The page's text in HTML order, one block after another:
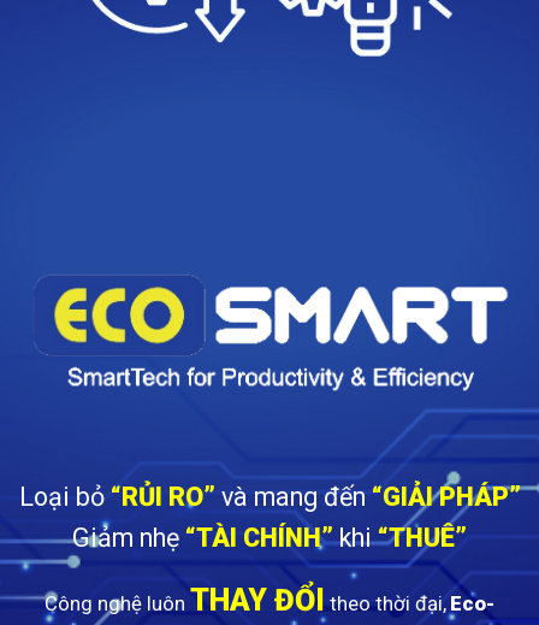
Loại bỏ “RỦI RO” và mang đến“GIẢI PHÁP”
Giảm nhẹ “TÀI CHÍNH”khi“THUÊ”
Công nghệ luôn THAY ĐỔItheo thời đại, Eco-